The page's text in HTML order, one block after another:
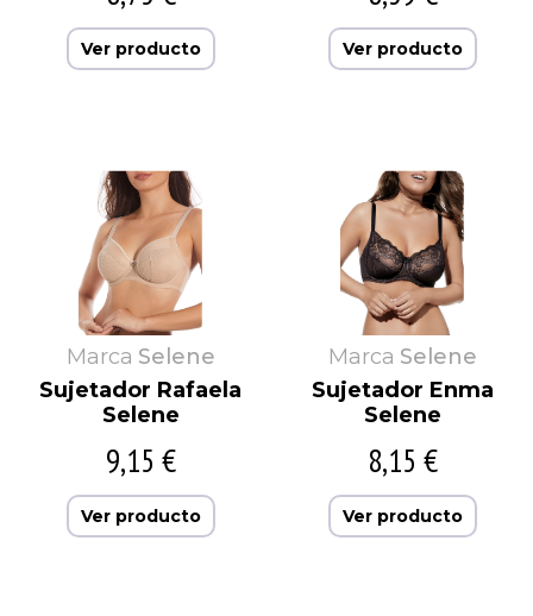
Ver producto Ver producto
Marca Selene
Sujetador Rafaela
Selene
9,15 €
Ver producto
Marca Selene
Sujetador Enma
Selene
8,15 €
Ver producto